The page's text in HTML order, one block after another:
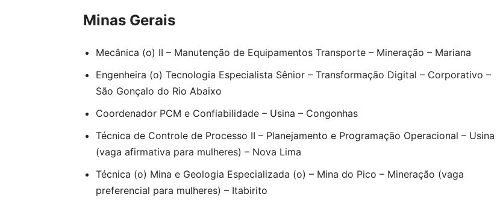
Minas Gerais
Mecânica (o) II – Manutenção de Equipamentos Transporte – Mineração – Mariana
Engenheira (o) Tecnologia Especialista Sênior – Transformação Digital – Corporativo –
São Gonçalo do Rio Abaixo
Coordenador PCM e Confiabilidade – Usina – Congonhas
Técnica de Controle de Processo II – Planejamento e Programação Operacional – Usina
(vaga afirmativa para mulheres) – Nova Lima
Técnica (o) Mina e Geologia Especializada (o) – Mina do Pico – Mineração (vaga
preferencial para mulheres) – Itabirito